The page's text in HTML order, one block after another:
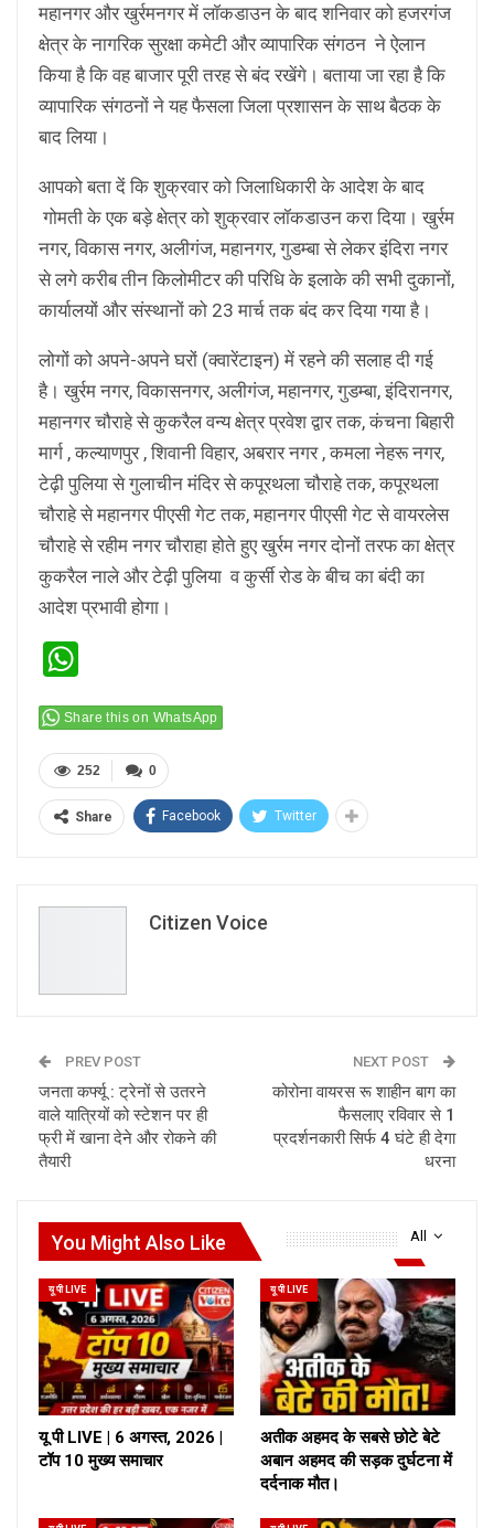
महानगर और खुर्रमनगर में लाॅकडाउन के बाद शनिवार को हजरगंज
क्षेत्र के नागरिक सुरक्षा कमेटी और व्यापारिक संगठन ने ऐलान
किया है कि वह बाजार पूरी तरह से बंद रखेंगे। बताया जा रहा है कि
व्यापारिक संगठनों ने यह फैसला जिला प्रशासन के साथ बैठक के
बाद लिया।
आपको बता दें कि शुक्रवार को जिलाधिकारी के आदेश के बाद
गोमती के एक बड़े क्षेत्र को शुक्रवार लॉकडाउन करा दिया। खुर्रम
नगर, विकास नगर, अलीगंज, महानगर, गुडम्बा से लेकर इंदिरा नगर
से लगे करीब तीन किलोमीटर की परिधि के इलाके की सभी दुकानों,
कार्यालयों और संस्थानों को 23 मार्च तक बंद कर दिया गया है।
लोगों को अपने-अपने घरों (क्वारेंटाइन) में रहने की सलाह दी गई
है। खुर्रम नगर, विकासनगर, अलीगंज, महानगर, गुडम्बा, इंदिरानगर,
महानगर चौराहे से कुकरैल वन्य क्षेत्र प्रवेश द्वार तक, कंचना बिहारी
मार्ग , कल्याणपुर , शिवानी विहार, अबरार नगर , कमला नेहरू नगर,
टेढ़ी पुलिया से गुलाचीन मंदिर से कपूरथला चौराहे तक, कपूरथला
चौराहे से महानगर पीएसी गेट तक, महानगर पीएसी गेट से वायरलेस
चौराहे से रहीम नगर चौराहा होते हुए खुर्रम नगर दोनों तरफ का क्षेत्र
कुकरैल नाले और टेढ़ी पुलिया व कुर्सी रोड के बीच का बंदी का
आदेश प्रभावी होगा।
Share this on WhatsApp
0
252
Share Facebook Twitter
Citizen Voice
PREV POST
जनता कर्फ्यू : ट्रेनों से उतरने
वाले यात्रियों को स्टेशन पर ही
फ्री में खाना देने और रोकने की
तैयारी
NEXT POST
कोरोना वायरस रू शाहीन बाग का
फैसलाए रविवार से 1
प्रदर्शनकारी सिर्फ 4 घंटे ही देगा
धरना
All
You Might Also Like
यू पी LIVE
यू पी LIVE | 6 अगस्त, 2026 |
टॉप 10 मुख्य समाचार
यू पी LIVE
अतीक अहमद के सबसे छोटे बेटे
अबान अहमद की सड़क दुर्घटना में
दर्दनाक मौत।